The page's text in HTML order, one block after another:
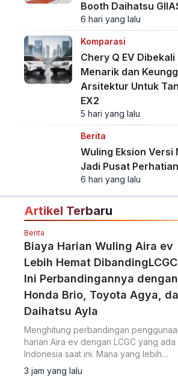
Booth Daihatsu
6 hari yang lalu
Komparasi
Chery Q EV
Menarik dan
Arsitektur Untuk
EX2
5 hari yang lalu
Berita
Wuling Eksion Versi
Jadi Pusat
6 hari yang lalu
Artikel Terbaru
Berita
Biaya Harian Wuling Aira ev
Lebih Hemat
Ini Perbandingannya dengan
Honda Brio, Toyota Agya,
Daihatsu Ayla
Menghitung perbandingan
harian Aira ev dengan LCGC yang ada
Indonesia saat ini. Mana yang lebih
hemat?
3 jam yang lalu